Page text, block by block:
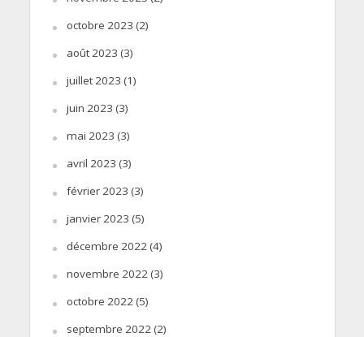
octobre 2023 (2)
août 2023 (3)
juillet 2023 (1)
juin 2023 (3)
mai 2023 (3)
avril 2023 (3)
février 2023 (3)
janvier 2023 (5)
décembre 2022(4)
novembre 2022(3)
octobre 2022(5)
septembre 2022(2)